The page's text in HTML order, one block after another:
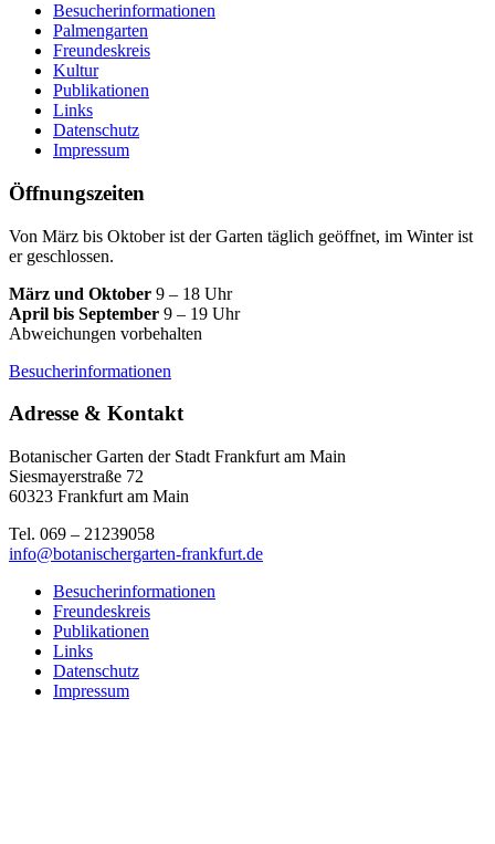
Besucherinformationen
Palmengarten
Freundeskreis
Kultur
Publikationen
Links
Datenschutz
Impressum
Öffnungszeiten
Von März bis Oktober ist der Garten täglich geöffnet, im Winter ist
er geschlossen.
März und Oktober 9 – 18 Uhr
April bis September 9 – 19 Uhr
Abweichungen vorbehalten
Besucherinformationen
Adresse & Kontakt
Botanischer Garten der Stadt Frankfurt am Main
Siesmayerstraße 72
60323 Frankfurt am Main
Tel. 069 – 21239058
info@botanischergarten-frankfurt.de
Besucherinformationen
Freundeskreis
Publikationen
Links
Datenschutz
Impressum